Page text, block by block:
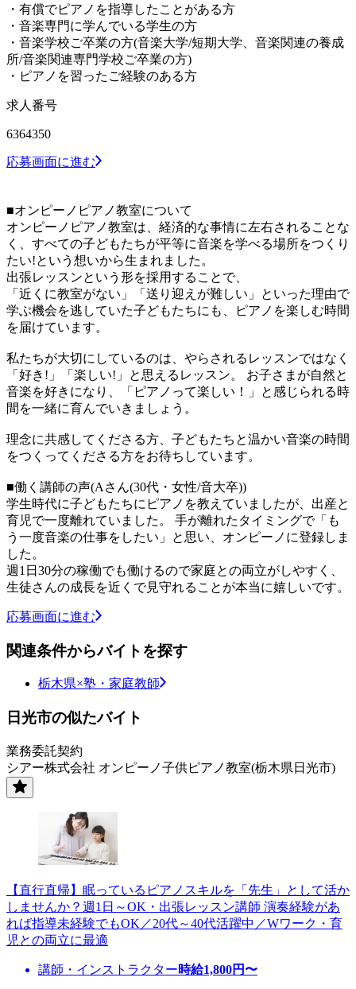
・有償でピアノを指導したことがある方
・音楽専門に学んでいる学生の方
・音楽学校ご卒業の方(音楽大学/短期大学、音楽関連の養成
所/音楽関連専門学校ご卒業の方)
・ピアノを習ったご経験のある方
求人番号
6364350
応募画面に進む
■オンピーノピアノ教室について
オンピーノピアノ教室は、経済的な事情に左右されることな
く、すべての子どもたちが平等に音楽を学べる場所をつくり
たい!という想いから生まれました。
出張レッスンという形を採用することで、
「近くに教室がない」「送り迎えが難しい」といった理由で
学ぶ機会を逃していた子どもたちにも、ピアノを楽しむ時間
を届けています。
私たちが大切にしているのは、やらされるレッスンではなく
「好き!」「楽しい!」と思えるレッスン。 お子さまが自然と
音楽を好きになり、「ピアノって楽しい！」と感じられる時
間を一緒に育んでいきましょう。
理念に共感してくださる方、子どもたちと温かい音楽の時間
をつくってくださる方をお待ちしています。
■働く講師の声(Aさん(30代・女性/音大卒))
学生時代に子どもたちにピアノを教えていましたが、出産と
育児で一度離れていました。 手が離れたタイミングで「も
う一度音楽の仕事をしたい」と思い、オンピーノに登録しま
した。
週1日30分の稼働でも働けるので家庭との両立がしやすく、
生徒さんの成長を近くで見守れることが本当に嬉しいです。
応募画面に進む
関連条件からバイトを探す
栃木県×塾・家庭教師
日光市の似たバイト
業務委託契約
シアー株式会社 オンピーノ子供ピアノ教室(栃木県日光市)
【直行直帰】眠っているピアノスキルを「先生」として活か
しませんか？週1日～OK・出張レッスン講師 演奏経験があ
れば指導未経験でもOK／20代～40代活躍中／Wワーク・育
児との両立に最適
講師・インストラクター時給1,800円〜